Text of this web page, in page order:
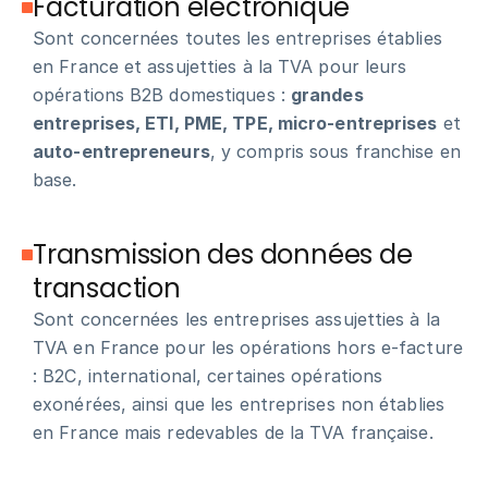
acceptée, payée) à tout instant.
Sont concernées toutes les entreprises établies
en France et assujetties à la TVA pour leurs
opérations B2B domestiques : grandes
entreprises, ETI, PME, TPE, micro-entreprises
auto-entrepreneurs, y compris sous franchise en
base.
Transmission des données de
transaction
Sont concernées les entreprises assujetties à la
TVA en France pour les opérations hors e-facture
: B2C, international, certaines opérations
exonérées, ainsi que les entreprises non établies
en France mais redevables de la TVA française.